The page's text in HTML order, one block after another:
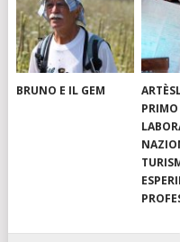
BRUNO E IL GEM
PRIMO